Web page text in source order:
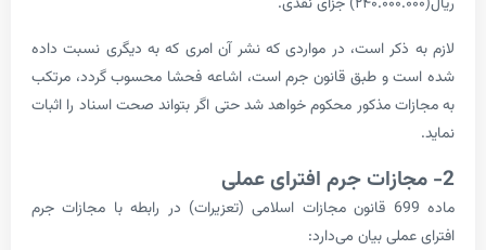
است، در مواردی که نشر آن امری که به دیگری نسبت داده
و طبق قانون جرم است، اشاعه فحشا محسوب گردد، مرتکب
مذکور محکوم خواهد شد حتی اگر بتواند صحت اسناد را اثبات
ماده 699 قانون مجازات اسلامی (تعزیرات) در رابطه با مجازات جرم
بیان می‌دارد: